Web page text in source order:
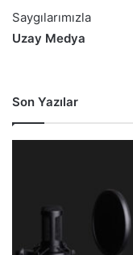
Saygılarımızla
Uzay Medya
Son Yazılar